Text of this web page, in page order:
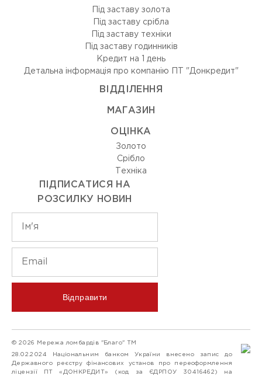
Під заставу золота
Під заставу срібла
Під заставу техніки
Під заставу годинників
Кредит на 1 день
Детальна інформація про компанію ПТ "Донкредит"
ВIДДIЛЕННЯ
МАГАЗИН
ОЦIНКА
Золото
Срiбло
Технiка
ПІДПИСАТИСЯ НА
РОЗСИЛКУ НОВИН
Відправити
© 2026 Мережа ломбардів "Благо" ТМ
28.02.2024 Національним банком України внесено запис до
Державного реєстру фінансових установ про переоформлення
ліцензії ПТ «ДОНКРЕДИТ» (код за ЄДРПОУ 30416462) на